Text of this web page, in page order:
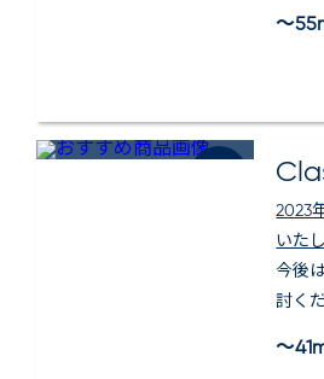
～
2023
いた
今後
討く
～